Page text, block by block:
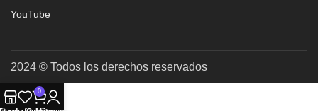
YouTube
2024 © Todos los derechos reservados
0